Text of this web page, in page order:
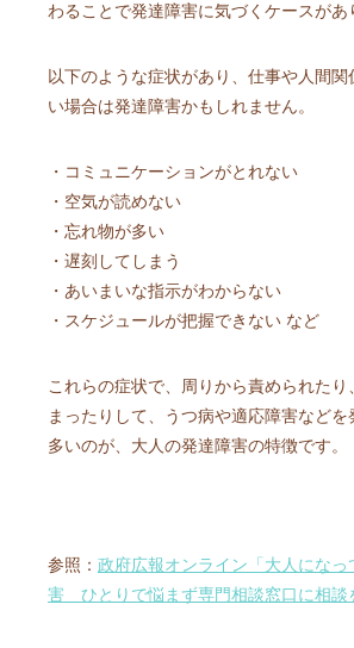
わることで発達障害に気づくケースがあ
以下のような症状があり、仕事や人間関
い場合は発達障害かもしれません。
・コミュニケーションがとれない
・空気が読めない
・忘れ物が多い
・遅刻してしまう
・あいまいな指示がわからない
・スケジュールが把握できない など
これらの症状で、周りから責められたり
まったりして、うつ病や適応障害などを
多いのが、大人の発達障害の特徴です。
参照： 政府広報オンライン「大人になっ
害 ひとりで悩まず専門相談窓口に相談